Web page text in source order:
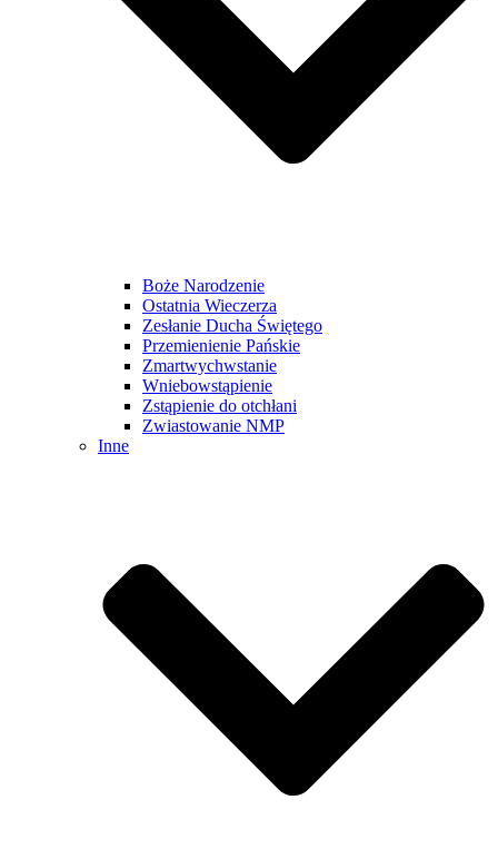
Boże Narodzenie
Ostatnia Wieczerza
Zesłanie Ducha Świętego
Przemienienie Pańskie
Zmartwychwstanie
Wniebowstąpienie
Zstąpienie do otchłani
Zwiastowanie NMP
Inne